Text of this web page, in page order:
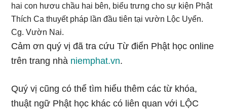
hai con hươu chầu hai bên, biểu trưng cho sự kiện Phật
Thích Ca thuyết pháp lần đầu tiên tại vườn Lộc Uyển.
Cg. Vườn Nai.
Cảm ơn quý vị đã tra cứu Từ điển Phật học online
trên trang nhà niemphat.vn.
Quý vị cũng có thể tìm hiểu thêm các từ khóa,
thuật ngữ Phật học khác có liên quan với LỘC